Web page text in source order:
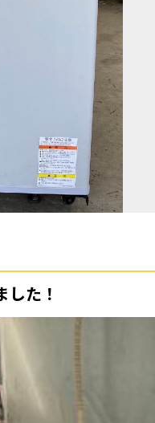
た！